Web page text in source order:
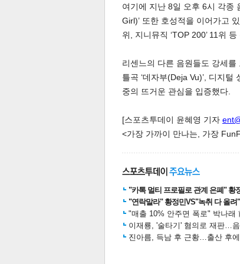
여기에 지난 8일 오후 6시 각종
Girl)’ 또한 호성적을 이어가고
위, 지니뮤직 ‘TOP 200’ 11위
리센느의 다른 음원들도 강세를
틀곡 ‘데자부(Deja Vu)’, 디지털
중의 뜨거운 관심을 입증했다.
[스포츠투데이 윤혜영 기자
<가장 가까이 만나는, 가장
"카톡 멀티 프로필로 관계 은폐" 황
"연락말라" 황정민VS"녹취 다 올려
"매출 10% 안주면 폭로" 박나래
이재룡, '술타기' 혐의로 재판…
진아름, 득남 후 근황…출산 후